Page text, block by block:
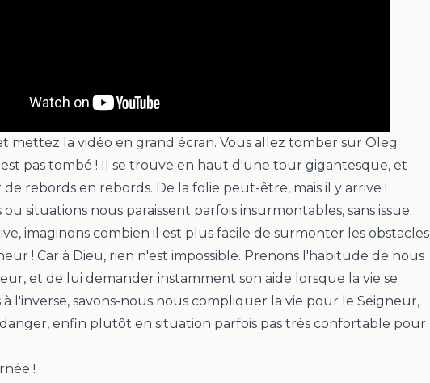
mettez la vidéo en grand écran. Vous allez tomber sur Oleg
pas tombé ! Il se trouve en haut d'une tour gigantesque, et
de rebords en rebords. De la folie peut-être, mais il y arrive !
ou situations nous paraissent parfois insurmontables, sans issue.
imaginons combien il est plus facile de surmonter les obstacles
! Car à Dieu, rien n'est impossible. Prenons l'habitude de nous
et de lui demander instamment son aide lorsque la vie se
à l'inverse, savons-nous nous compliquer la vie pour le Seigneur,
enfin plutôt en situation parfois pas très confortable pour
!